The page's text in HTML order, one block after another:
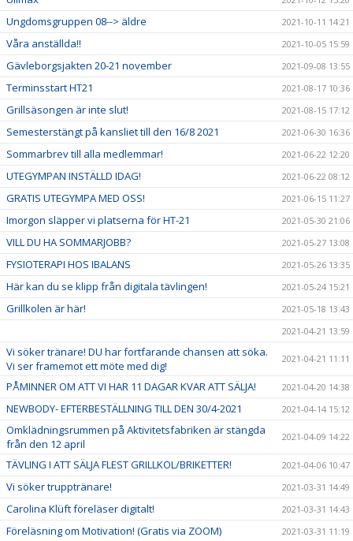
Ungdomsgruppen 08--> äldre 2021-10-11 14:21
Våra anställda!! 2021-10-05 15:59
Gävleborgsjakten 20-21 november 2021-09-08 13:55
Terminsstart HT21 2021-08-17 10:36
Grillsäsongen är inte slut! 2021-08-15 17:12
Semesterstängt på kansliet till den 16/8 2021 2021-06-30 16:36
Sommarbrev till alla medlemmar! 2021-06-22 12:20
UTEGYMPAN INSTÄLLD IDAG! 2021-06-22 08:12
GRATIS UTEGYMPA MED OSS! 2021-06-15 11:27
Imorgon släpper vi platserna för HT-21 2021-05-30 21:06
VILL DU HA SOMMARJOBB? 2021-05-27 13:08
FYSIOTERAPI HOS IBALANS 2021-05-26 13:35
Här kan du se klipp från digitala tävlingen! 2021-05-24 15:21
Grillkolen är här!
2021-05-18 13:43
2021-04-21 13:59
Vi söker tränare! DU har fortfarande chansen att söka.
Vi ser framemot ett möte med dig!
2021-04-21 11:11
PÅMINNER OM ATT VI HAR 11 DAGAR KVAR ATT SÄLJA! 2021-04-20 14:38
NEWBODY- EFTERBESTÄLLNING TILL DEN 30/4-2021 2021-04-14 15:12
Omklädningsrummen på Aktivitetsfabriken är stängda
från den 12 april
2021-04-09 14:22
TÄVLING I ATT SÄLJA FLEST GRILLKOL/BRIKETTER! 2021-04-06 10:47
Vi söker trupptränare! 2021-03-31 14:49
Carolina Klüft föreläser digitalt! 2021-03-31 14:43
Föreläsning om Motivation! (Gratis via ZOOM) 2021-03-31 11:19